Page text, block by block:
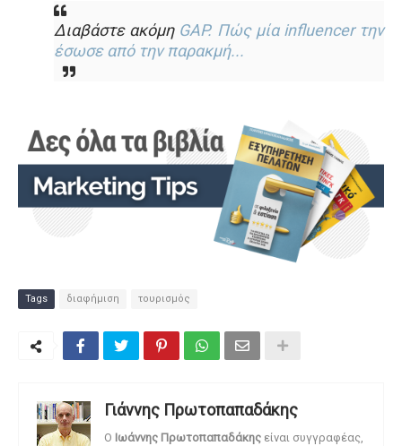
Διαβάστε ακόμη GAP. Πώς μία influencer την
έσωσε από την παρακμή...
Tags διαφήμιση τουρισμός
Γιάννης Πρωτοπαπαδάκης
O Ιωάννης Πρωτοπαπαδάκης είναι συγγραφέας,